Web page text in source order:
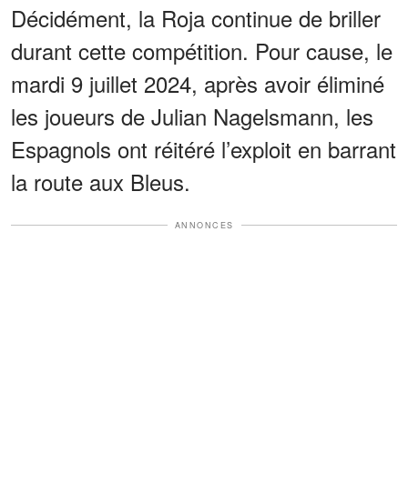
Décidément, la Roja continue de briller
durant cette compétition. Pour cause, le
mardi 9 juillet 2024, après avoir éliminé
les joueurs de Julian Nagelsmann, les
Espagnols ont réitéré l’exploit en barrant
la route aux Bleus.
ANNONCES